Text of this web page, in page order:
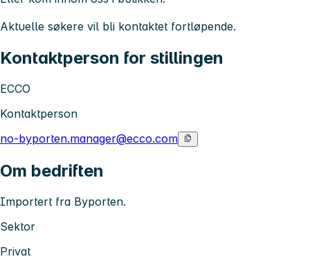
Aktuelle søkere vil bli kontaktet fortløpende.
Kontaktperson for stillingen
ECCO
Kontaktperson
no-byporten.manager@ecco.com
Om bedriften
Importert fra Byporten.
Sektor
Privat